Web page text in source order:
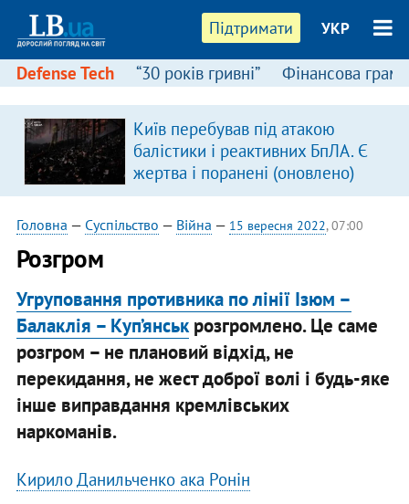
Підтримати УКР
Defense Tech “30 років гривні” Фінансова
Київ перебував під атакою
балістики і реактивних БпЛА. Є
жертва і поранені (оновлено)
Головна — Суспільство — Війна — 15 вересня 2022, 07:00
Розгром
Угруповання противника по лінії Ізюм –
Балаклія – Куп’янськрозгромлено. Це саме
розгром – не плановий відхід, не
перекидання, не жест доброї волі і будь-яке
інше виправдання кремлівських
наркоманів.
Кирило Данильченко ака Ронін